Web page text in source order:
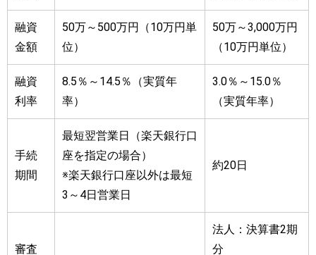
融資
金額
50万～500万円（10万円単
位）
50万～3,000万円
（10万円単位）
融資
利率
8.5％～14.5％（実質年
率）
3.0％～15.0％
（実質年率）
手続
期間
最短翌営業日（楽天銀行口
座を指定の場合）
※楽天銀行口座以外は最短
3～4日営業日
約20日
審査
法人：決算書2期
分